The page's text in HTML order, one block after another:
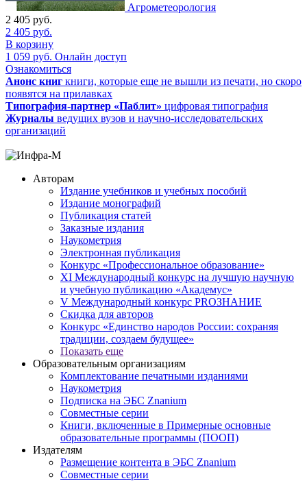
Агрометеорология
2 405 руб.
2 405 руб.
В корзину
1 059 руб. Онлайн доступ
Ознакомиться
Анонс книг книги, которые еще не вышли из печати, но скоро
появятся на прилавках
Типография-партнер «Паблит» цифровая типография
Журналы ведущих вузов и научно-исследовательских
организаций
Авторам
Издание учебников и учебных пособий
Издание монографий
Публикация статей
Заказные издания
Наукометрия
Электронная публикация
Конкурс «Профессиональное образование»
XI Международный конкурс на лучшую научную
и учебную публикацию «Академус»
V Международный конкурс PROЗНАНИЕ
Скидка для авторов
Конкурс «Единство народов России: сохраняя
традиции, создаем будущее»
Показать еще
Образовательным организациям
Комплектование печатными изданиями
Наукометрия
Подписка на ЭБС Znanium
Совместные серии
Книги, включенные в Примерные основные
образовательные программы (ПООП)
Издателям
Размещение контента в ЭБС Znanium
Совместные серии